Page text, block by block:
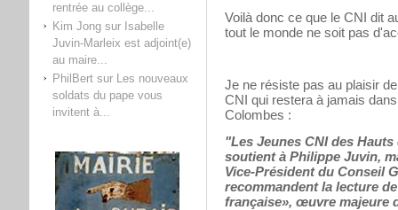
rentrée au collège...
Kim Jongsur Isabelle
Juvin-Marleix est adjoint(e)
au maire...
PhilBertsur Les nouveaux
soldats du pape vous
invitent à...
Voilà donc ce que le CNI dit
tout le monde ne soit pas
Je ne résiste pas au plaisir
CNI qui restera à jamais
Colombes :
"Les Jeunes CNI des
soutient à Philippe Juvin,
Vice-Président du Conseil
recommandent la lecture
française», œuvre majeure